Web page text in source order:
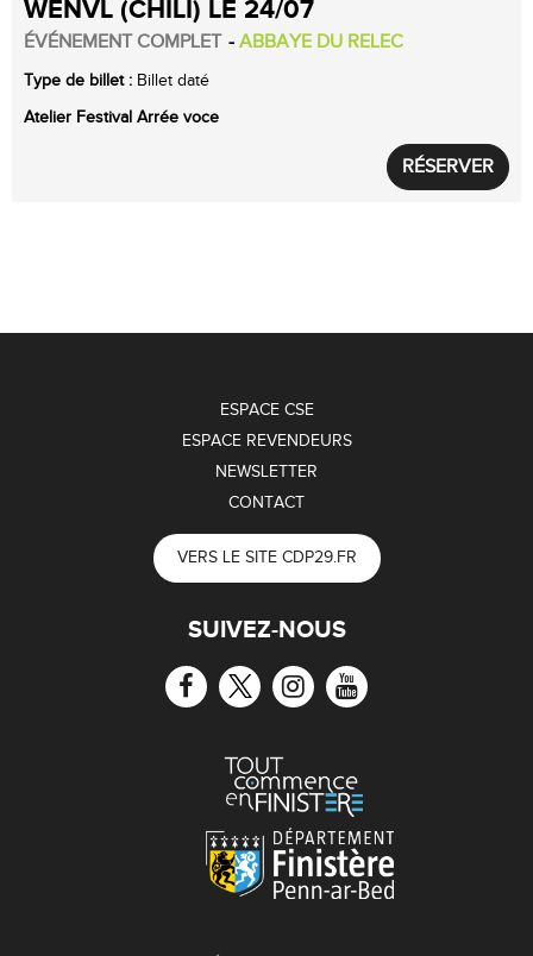
WENVL (CHILI) LE 24/07
ÉVÉNEMENT COMPLET ABBAYE DU RELEC
Type de billet : Billet daté
Atelier Festival Arrée voce
RÉSERVER
ESPACE CSE
ESPACE REVENDEURS
NEWSLETTER
CONTACT
VERS LE SITE CDP29.FR
SUIVEZ-NOUS